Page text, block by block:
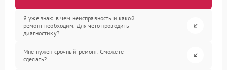
Я уже знаю в чем неисправность и какой
ремонт необходим. Для чего проводить
диагностику?
Мне нужен срочный ремонт. Сможете
сделать?